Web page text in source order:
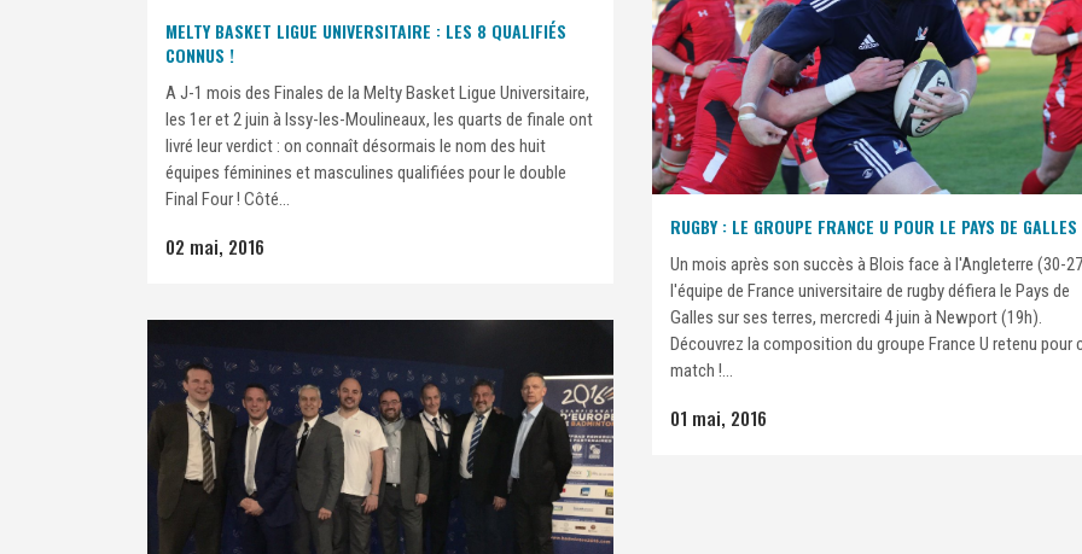
MELTY BASKET LIGUE UNIVERSITAIRE : LES 8 QUALIFIÉS
CONNUS !
A J-1 mois des Finales de la Melty Basket Ligue Universitaire,
les 1er et 2 juin à Issy-les-Moulineaux, les quarts de finale ont
livré leur verdict : on connaît désormais le nom des huit
équipes féminines et masculines qualifiées pour le double
Final Four ! Côté...
02 mai, 2016
RUGBY : LE GROUPE FRANCE U POUR LE PAYS DE GALLES
Un mois après son succès à Blois face à l'Angleterre (30-
l'équipe de France universitaire de rugby défiera le Pays de
Galles sur ses terres, mercredi 4 juin à Newport (19h).
Découvrez la composition du groupe France U retenu pour
match !...
01 mai, 2016